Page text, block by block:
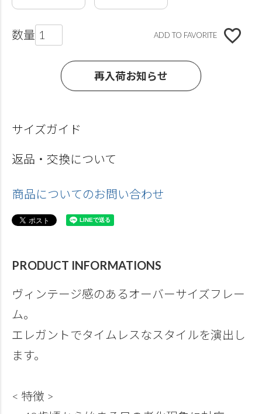
ADD TO FAVORITE
再入荷お知らせ
サイズガイド
返品・交換について
商品についてのお問い合わせ
PRODUCT INFORMATIONS
ヴィンテージ感のあるオーバーサイズフレー
ム。
エレガントでタイムレスなスタイルを演出し
ます。
< 特徴 >